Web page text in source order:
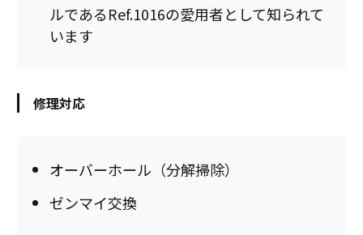
ルであるRef.1016の愛用者として知られて
います
修理対応
オーバーホール（分解掃除）
ゼンマイ交換